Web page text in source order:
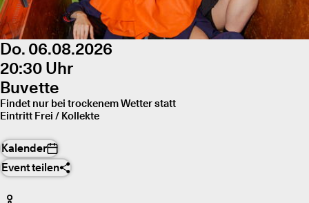
Do. 06.08.2026
20:30 Uhr
Buvette
Findet nur bei trockenem Wetter statt
Eintritt Frei / Kollekte
Kalender
Event teilen